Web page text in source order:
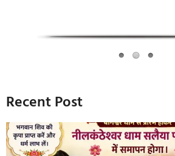
Recent Post